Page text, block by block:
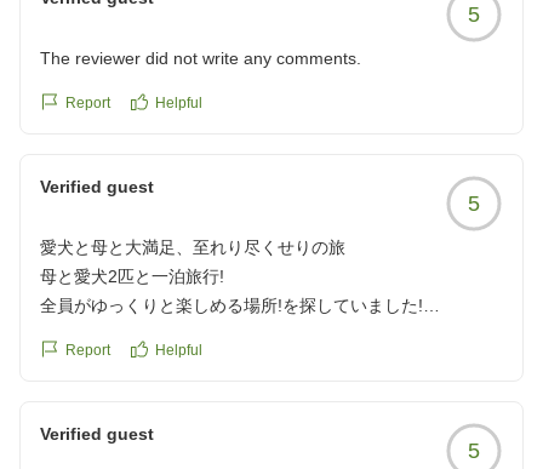
5
The reviewer did not write any comments.
Report Helpful
Verified guest
5
愛犬と母と大満足、至れり尽くせりの旅
母と愛犬2匹と一泊旅行!
全員がゆっくりと楽しめる場所!を探していました!
上でした!
お部屋は随所に気が配られていて、バリアフリーなので犬は
Report Helpful
Verified guest
5